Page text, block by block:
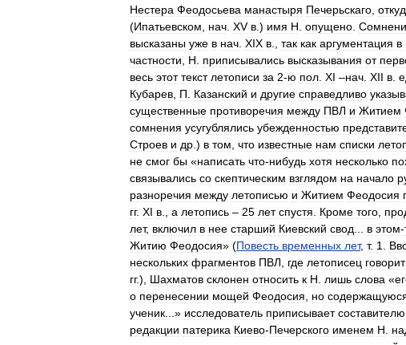
Нестера Феодосьева манастыря Печерьскаго
(Ипатьевском нач XV в .) имя Н опущено
высказаны уже в нач XIX в так как аргументация в
частности
Н приписывались высказывания от
весь этот текст летописи за 2-ю пол XI –нач XII в
Кубарев П Казанский и другие справедливо
существенные противоречия между ПВЛ и Житием
сомнения усугублялись убежденностью
Строев и др .) в том что известные нам списки
не смог бы «написать что-нибудь хотя несколько
связывались со скептическим взглядом на начало
разноречия между летописью и Житием Феодосия
гг. XI в а летопись – 25 лет спустя Кроме того
лет, включил в нее старший Киевский свод в этом-
Житию Феодосия» (Повесть временных лет, т. 1
нескольких фрагментов ПВЛ где летописец говорит
гг.), Шахматов склонен относить к Н лишь слова «
о перенесении мощей Феодосия но
ученик ...» исследователь приписывает составителю
редакции патерика Киево-Печерского именем Н